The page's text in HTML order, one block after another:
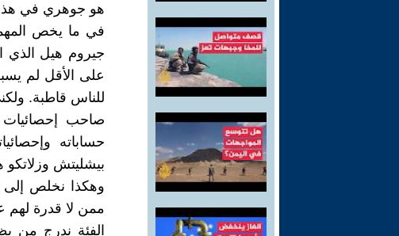
هو جوهري في هذا
في ما يخص
جيروم هيل الذي
على الأقل لم
للناس قاطبة.
صاحب إحصائيات
حساباته
بيشليتش
وهكذا نخلص إلى
ممن لا قدرة
الفئة ندرج من